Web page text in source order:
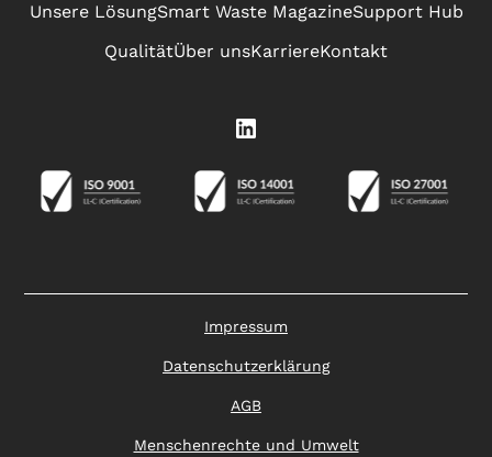
Unsere LösungSmart Waste MagazineSupport Hub
QualitätÜber unsKarriereKontakt
Impressum
Datenschutzerklärung
AGB
Menschenrechte und Umwelt